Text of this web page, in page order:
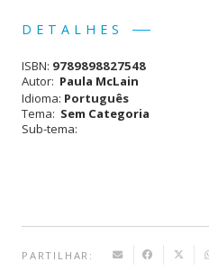
18,50 €.
e
Terra
DETALHES
ISBN: 9789898827548
Autor: Paula McLain
Idioma: Português
Tema: Sem Categoria
Sub-tema:
PARTILHAR: